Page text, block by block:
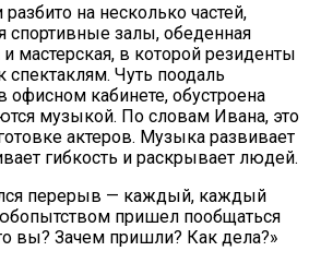
на несколько частей,
спортивные залы, обеденная
мастерская, в которой резиденты
Чуть поодаль
офисном кабинете, обустроена
музыкой. По словам Ивана, это
актеров. Музыка развивает
гибкость и раскрывает людей.
перерыв — каждый, каждый
пришел пообщаться
вы? Зачем пришли? Как дела?»